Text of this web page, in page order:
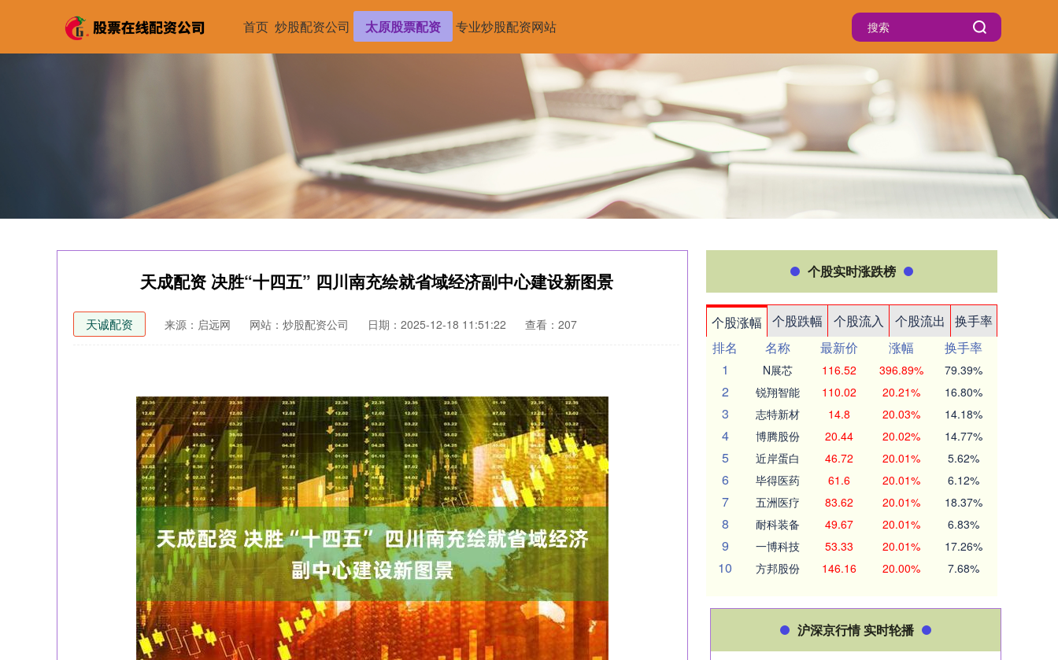
首页 炒股配资公司 太原股票配资 专业炒股配资网站
天成配资 决胜“十四五” 四川南充绘就省域经济副中心建设新图景
天诚配资 来源：启远网 网站：炒股配资公司 日期：2025-12-18 11:51:22 查看：207
个股实时涨跌榜
个股涨幅 个股跌幅 个股流入 个股流出
换手率
排名
名称 最新价 涨幅
换手率
1
N展芯 116.52 396.89% 79.39%
2 锐翔智能 110.02 20.21% 16.80%
3 志特新材 14.8 20.03% 14.18%
4 博腾股份 20.44 20.02% 14.77%
5 近岸蛋白 46.72 20.01% 5.62%
6 毕得医药 61.6 20.01% 6.12%
7 五洲医疗 83.62 20.01% 18.37%
8 耐科装备 49.67 20.01% 6.83%
9 一博科技 53.33 20.01% 17.26%
10 方邦股份 146.16 20.00% 7.68%
沪深京行情 实时轮播